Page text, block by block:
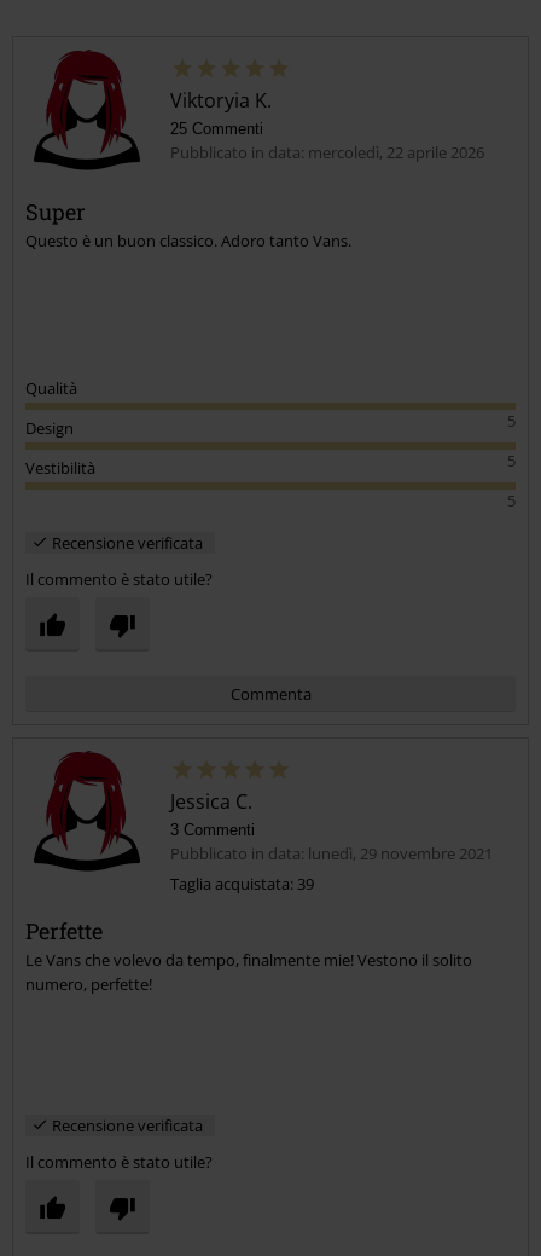
Viktoryia K.
25 Commenti
Pubblicato in data: mercoledì, 22 aprile 2026
Super
Questo è un buon classico. Adoro tanto Vans.
Qualità
5
Design
5
Vestibilità
5
Recensione verificata
Il commento è stato utile?
Commenta
Invia un commento
Jessica C.
3 Commenti
Pubblicato in data: lunedì, 29 novembre 2021
Taglia acquistata: 39
Perfette
Le Vans che volevo da tempo, finalmente mie! Vestono il solito
numero, perfette!
Recensione verificata
Il commento è stato utile?